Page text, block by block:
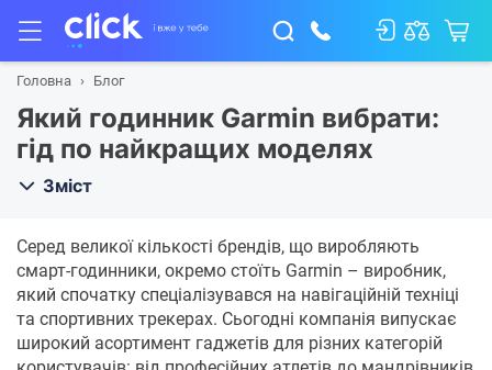
Головна Блог
Який годинник Garmin вибрати:
гід по найкращих моделях
Зміст
Серед великої кількості брендів, що виробляють
смарт-годинники, окремо стоїть Garmin – виробник,
який спочатку спеціалізувався на навігаційній техніці
та спортивних трекерах. Сьогодні компанія випускає
широкий асортимент гаджетів для різних категорій